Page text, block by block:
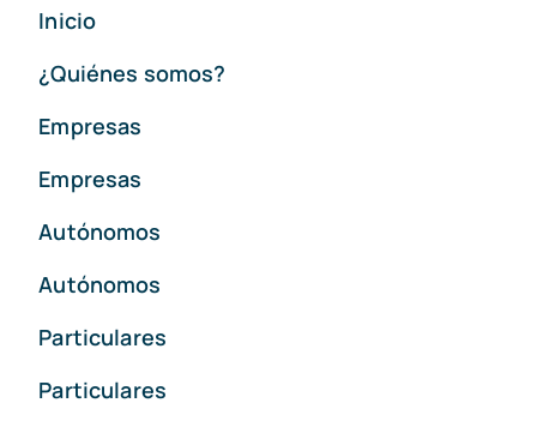
Inicio
¿Quiénes somos?
Empresas
Empresas
Autónomos
Autónomos
Particulares
Particulares